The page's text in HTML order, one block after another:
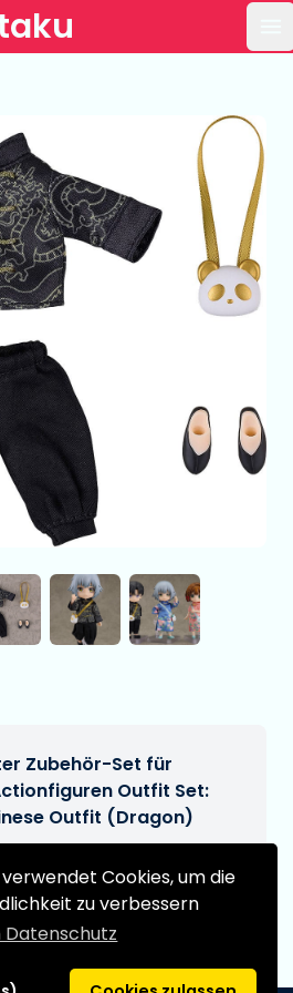
Cookies, um die
zu verbessern
Datenschutz
Zubehör-Set für
Outfit Set:
Outfit (Dragon)
vorbehalten]
Lieferdatum: